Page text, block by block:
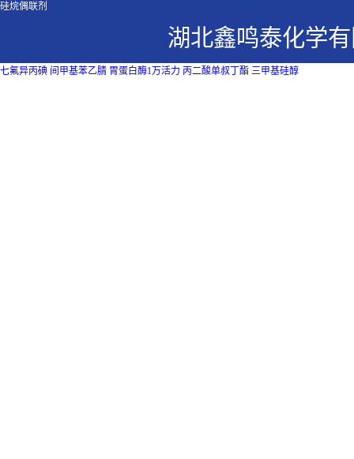
硅烷偶联剂
湖北鑫鸣泰化学
七氟异丙碘 间甲基苯乙腈 胃蛋白酶1万活力 丙二酸单叔丁酯 三甲基硅醇